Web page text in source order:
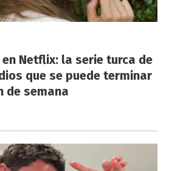
en Netflix: la serie turca de
que se puede terminar
de semana